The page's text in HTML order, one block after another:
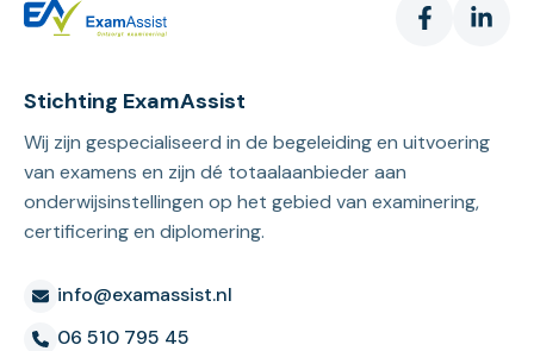
Stichting ExamAssist
Wij zijn gespecialiseerd in de begeleiding en uitvoering
van examens en zijn dé totaalaanbieder aan
onderwijsinstellingen op het gebied van examinering,
certificering en diplomering.
info@examassist.nl
06 510 795 45